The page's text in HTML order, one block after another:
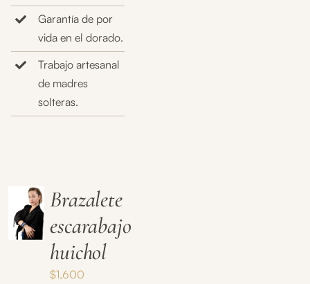
Garantía de por
vida en el dorado.
Trabajo artesanal
de madres
solteras.
Brazalete
escarabajo
huichol
$1,600